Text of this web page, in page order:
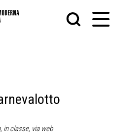
in classe, via web